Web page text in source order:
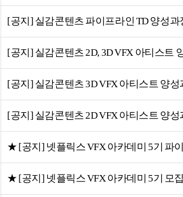
[공지] 실감콘텐츠 파이프라인 TD 양성과
[공지] 실감콘텐츠 2D, 3D VFX 아티스트
[공지] 실감콘텐츠 3D VFX 아티스트 양
[공지] 실감콘텐츠 2D VFX 아티스트 양
★ [공지] 넷플릭스 VFX 아카데미 5기 파
★ [공지] 넷플릭스 VFX 아카데미 5기 모